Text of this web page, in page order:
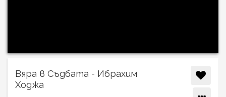
Вяра в Съдбата - Ибрахим
Ходжа